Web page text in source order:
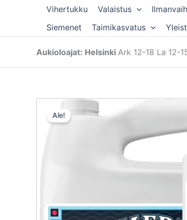
Vihertukku Valaistus
Siemenet
Taimikasvatus
Aukioloajat: Helsinki Ark 12-18 La 12-
Ale!